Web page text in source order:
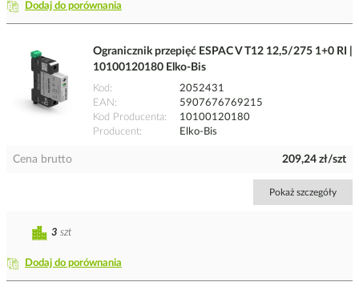
Dodaj do porównania
Ogranicznik przepięć ESPAC V T12 12,5/275 1+0 RI |
10100120180 Elko-Bis
Kod
2052431
EAN
5907676769215
Kod Producenta
10100120180
Producent
Elko-Bis
Cena brutto 209,24 zł/szt
Pokaż szczegóły
Dodaj do porównania
3 szt